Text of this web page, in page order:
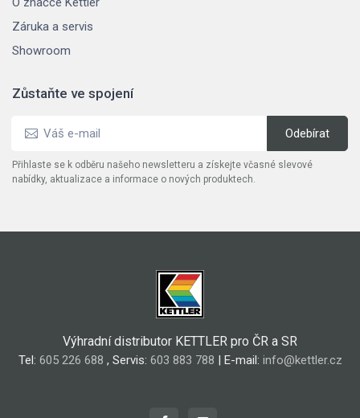
Záruka a servis
Showroom
Zůstaňte ve spojení
Přihlaste se k odběru našeho newsletteru a získejte včasné slevové
nabídky, aktualizace a informace o nových produktech.
Výhradní distributor KETTLER pro ČR a SR
Tel: 605 226 688 , Servis: 603 883 788 | E-mail: info@kettler.cz